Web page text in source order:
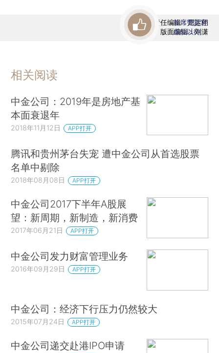
责任编辑：屈运栩
版面编辑：刘潇
首席赞赏官
虚位以待
相关阅读
中金公司：2019年是房地产基
本面衰退年
2018年11月12日 APP打开
腾讯和贵州茅台失宠 遭中金公司从首选股票
名单中剔除
2018年08月08日 APP打开
中金公司2017下半年A股展
望：新周期，新制造，新消费
2017年06月21日 APP打开
中金公司发力财富管理业务
2016年09月29日 APP打开
中金公司：经济下行压力仍然较大
2015年07月24日 APP打开
中金公司递交赴港IPO申请